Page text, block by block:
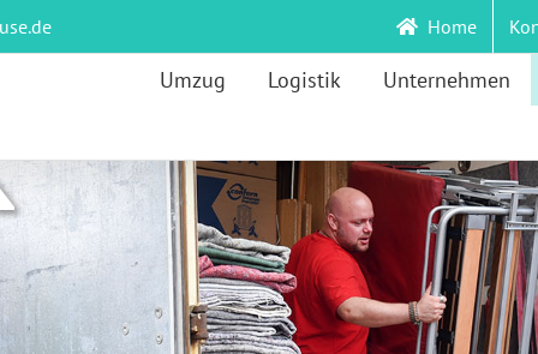
Home
Umzug Logistik Unternehmen